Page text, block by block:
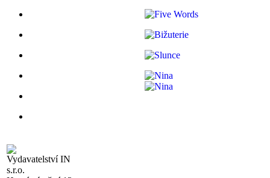
Vydavatelství IN
s.r.o.